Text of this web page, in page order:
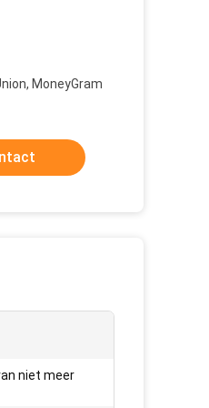
MoneyGram
niet meer